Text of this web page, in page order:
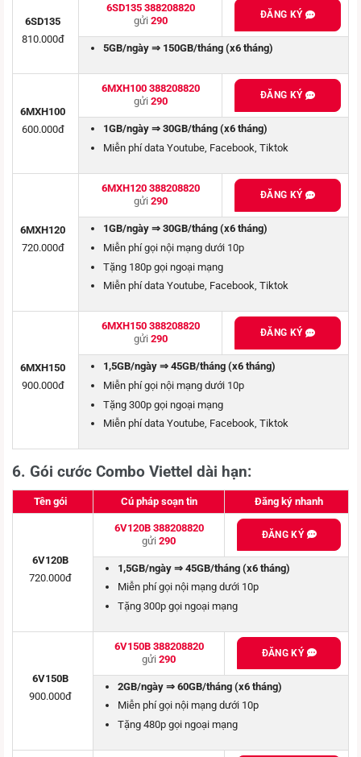
6SD135
810.000đ
6SD135 388208820
gửi 290 ĐĂNG KÝ
5GB/ngày ⇒ 150GB/tháng (x6 tháng)
6MXH100
600.000đ
6MXH100 388208820
gửi 290 ĐĂNG KÝ
1GB/ngày ⇒ 30GB/tháng (x6 tháng)
Miễn phí data Youtube, Facebook, Tiktok
6MXH120
720.000đ
6MXH120 388208820
gửi 290 ĐĂNG KÝ
1GB/ngày ⇒ 30GB/tháng (x6 tháng)
Miễn phí gọi nội mạng dưới 10p
Tặng 180p gọi ngoại mạng
Miễn phí data Youtube, Facebook, Tiktok
6MXH150
900.000đ
6MXH150 388208820
gửi 290 ĐĂNG KÝ
1,5GB/ngày ⇒ 45GB/tháng (x6 tháng)
Miễn phí gọi nội mạng dưới 10p
Tặng 300p gọi ngoại mạng
Miễn phí data Youtube, Facebook, Tiktok
6. Gói cước Combo Viettel dài hạn:
Tên gói Cú pháp soạn tin Đăng ký nhanh
6V120B
720.000đ
6V120B 388208820
gửi 290 ĐĂNG KÝ
1,5GB/ngày ⇒ 45GB/tháng (x6 tháng)
Miễn phí gọi nội mạng dưới 10p
Tặng 300p gọi ngoại mạng
6V150B
900.000đ
6V150B 388208820
gửi 290 ĐĂNG KÝ
2GB/ngày ⇒ 60GB/tháng (x6 tháng)
Miễn phí gọi nội mạng dưới 10p
Tặng 480p gọi ngoại mạng